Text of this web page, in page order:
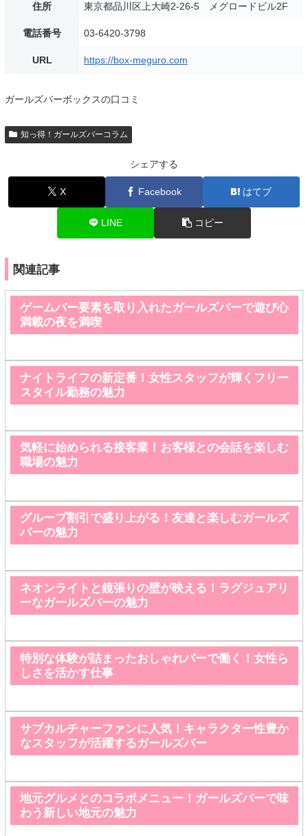
住所 東京都品川区上大崎2-26-5 メグロードビル2F
電話番号 03-6420-3798
URL https://box-meguro.com
ガールズバーボックスの口コミ
知っ得！ガールズバーコラム
シェアする
X Facebook はてブ
LINE コピー
関連記事
ゲームバー要素を取り入れたガールズバーで遊び心
満載の夜を満喫
ナイトライフの新定番！女性スタッフが輝くフリー
スタイル勤務の魅力
気軽に始められる接客業！お客様との会話を楽しむ
職場の魅力
グループ割引で盛り上がる！友達と楽しむガールズ
バーの魅力
ネオンライトと鏡張りの壁が映える！ラグジュアリ
ーなガールズバーの魅力
特別な体験が詰まったおしゃれバーで働く！女性ら
しさを活かす仕事
サブカルチャーファンに人気！キャラクター性豊か
なスタッフが活躍するガールズバー
地元グルメとのコラボメニュー！ガールズバーで味
わう新しい地元の魅力